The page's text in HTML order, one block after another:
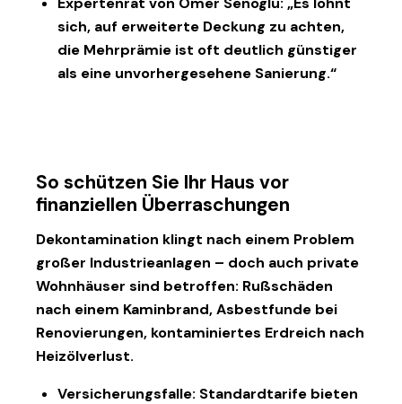
sich, auf erweiterte Deckung zu achten,
die Mehrprämie ist oft deutlich günstiger
als eine unvorhergesehene Sanierung.“
So schützen Sie Ihr Haus vor
finanziellen Überraschungen
Dekontamination klingt nach einem Problem
großer Industrieanlagen – doch auch private
Wohnhäuser sind betroffen: Rußschäden
nach einem Kaminbrand, Asbestfunde bei
Renovierungen, kontaminiertes Erdreich nach
Heizölverlust.
Versicherungsfalle: Standardtarife bieten